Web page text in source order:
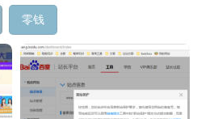
零钱